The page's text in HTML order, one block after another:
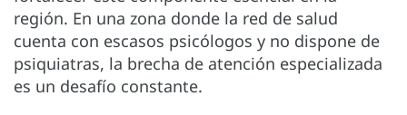
región. En una zona donde la red de salud
cuenta con escasos psicólogos y no dispone de
psiquiatras, la brecha de atención especializada
es un desafío constante.